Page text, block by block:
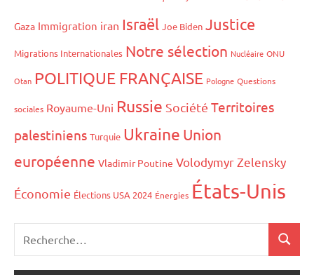
Gaza Immigration iran Israël Joe Biden Justice
Migrations Internationales Notre sélection Nucléaire ONU
Otan POLITIQUE FRANÇAISE Pologne Questions
sociales Royaume-Uni Russie Société Territoires
palestiniens Turquie Ukraine Union
européenne Vladimir Poutine Volodymyr Zelensky
Économie Élections USA 2024 Énergies États-Unis